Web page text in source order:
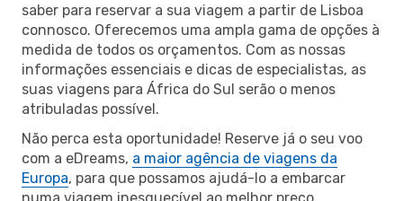
saber para reservar a sua viagem a partir de Lisboa
connosco. Oferecemos uma ampla gama de opções à
medida de todos os orçamentos. Com as nossas
informações essenciais e dicas de especialistas, as
suas viagens para África do Sul serão o menos
atribuladas possível.
Não perca esta oportunidade! Reserve já o seu voo
com a eDreams, a maior agência de viagens da
Europa, para que possamos ajudá-lo a embarcar